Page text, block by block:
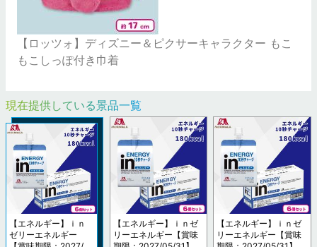
【ロッツォ】ディズニー＆ピクサーキャラクター もこ
もこしっぽ付き巾着
現在提供している景品一覧
【エネルギー】ｉｎ
ゼリーエネルギー
【エネルギー】ｉｎゼ
リーエネルギー【賞味
【エネルギー】ｉｎゼ
リーエネルギー【賞味